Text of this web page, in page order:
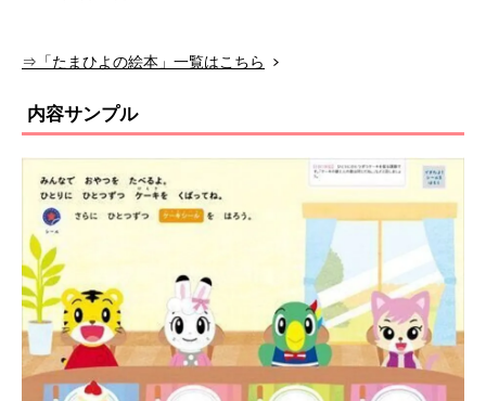
⇒「たまひよの絵本」一覧はこちら
内容サンプル